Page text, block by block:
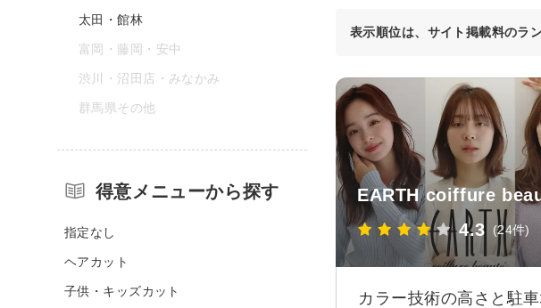
表示順位は、サイト掲載料のラ
EARTH coiffure
4.3 (24件)
カラー技術の高さと駐
太田・館林
富岡・藤岡・安中
渋川・沼田店・みなかみ
群馬県その他
得意メニューから探す
指定なし
ヘアカット
子供・キッズカット